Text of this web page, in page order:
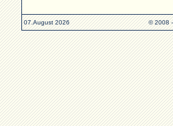
07.August 2026 © 2008